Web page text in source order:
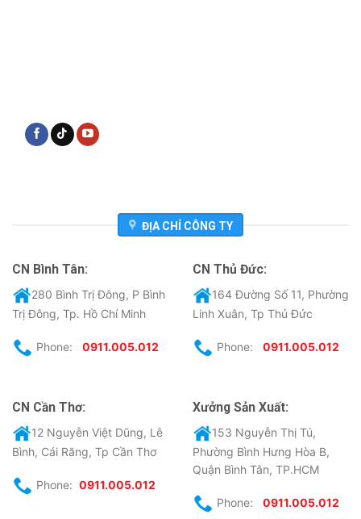
ĐỊA CHỈ CÔNG TY
CN Bình Tân:
280 Bình Trị Đông, P Bình
Trị Đông, Tp. Hồ Chí Minh
Phone: 0911.005.012
CN Thủ Đức:
164 Đường Số 11, Phường
Linh Xuân, Tp Thủ Đức
Phone: 0911.005.012
CN Cần Thơ:
12 Nguyễn Việt Dũng, Lê
Bình, Cái Răng, Tp Cần Thơ
Phone: 0911.005.012
Xưởng Sản Xuất:
153 Nguyễn Thị Tú,
Phường Bình Hưng Hòa B,
Quận Bình Tân, TP.HCM
Phone: 0911.005.012